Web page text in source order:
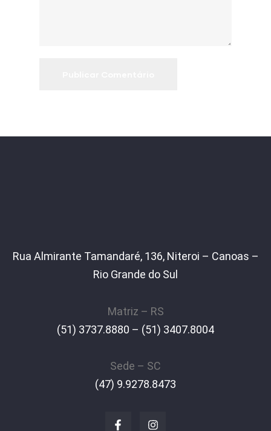
Rua Almirante Tamandaré, 136, Niteroi – Canoas –
Rio Grande do Sul
Matriz – RS
(51) 3737.8880 – (51) 3407.8004
Sede – SC
(47) 9.9278.8473